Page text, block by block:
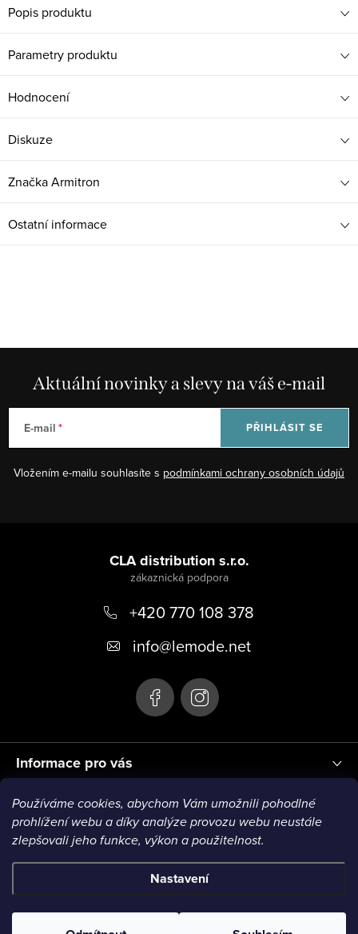
Používáme cookies, abychom Vám umožnili pohodlné
prohlížení webu a díky analýze provozu webu neustále
zlepšovali jeho funkce, výkon a použitelnost.
Nastavení
Popis produktu
Parametry produktu
Hodnocení
Diskuze
ZnačkaArmitron
Ostatní informace
Aktuální novinky a slevy na váš e-mail
E-mail
Vložením e-mailu souhlasíte s podmínkami ochrany osobních údajů
PŘIHLÁSIT SE
Informace pro vás
CLA distribution s.r.o.
+420 770 108 378
info@lemode.net
Blog
Copyright 2026Le Mode. Všechna práva vyhrazena.